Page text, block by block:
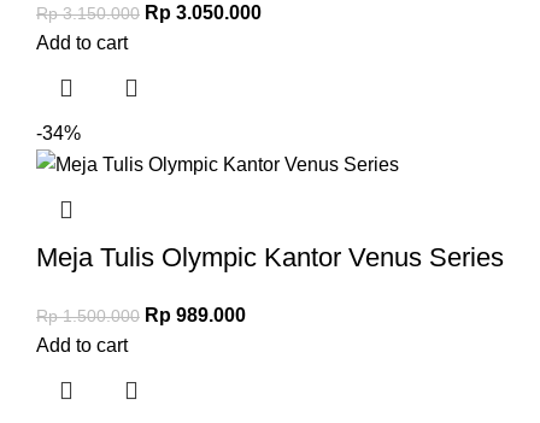
Rp3.150.000 Rp 3.050.000
Add to cart
-34%
Meja Tulis Olympic Kantor Venus Series
Rp1.500.000 Rp 989.000
Add to cart